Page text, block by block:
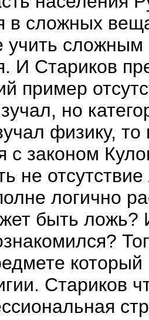
в сложных
учить
И Стариков
пример
но
физику,
с законом
не отсутствие
логично
быть ложь?
Стариков